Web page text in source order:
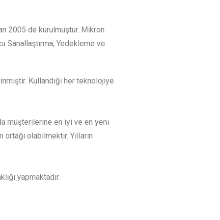
2005 de kurulmuştur. Mikron
Sanallaştırma, Yedekleme ve
Kullandığı her teknolojiye
müşterilerine en iyi ve en yeni
olabilmektir. Yılların
yapmaktadır.